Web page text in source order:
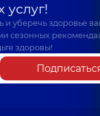
услуг!
и уберечь здоровье
сезонных
здоровы!